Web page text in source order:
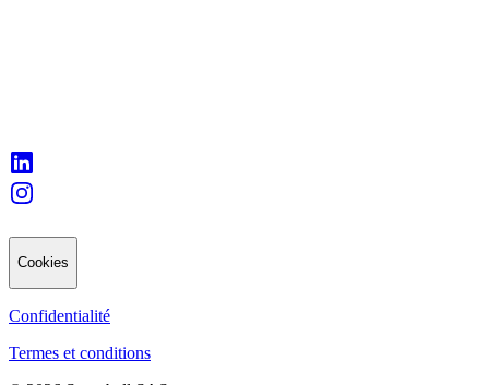
Cookies
Confidentialité
Termes et conditions